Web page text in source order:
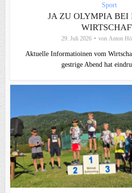
Sport
JA ZU OLYMPIA BEI
29. Juli 2026 von Anton
Aktuelle Informatioinen vom
gestrige Abend hat